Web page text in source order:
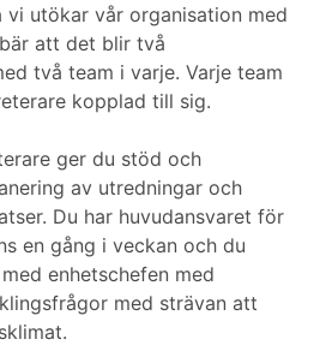
vi utökar vår organisation med
att det blir två
två team i varje. Varje team
kopplad till sig.
ger du stöd och
av utredningar och
Du har huvudansvaret för
en gång i veckan och du
enhetschefen med
med strävan att